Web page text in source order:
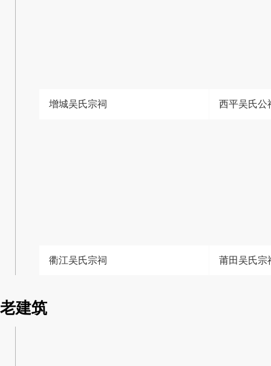
增城吴氏宗祠 西平吴氏公
衢江吴氏宗祠 莆田吴氏宗
老建筑